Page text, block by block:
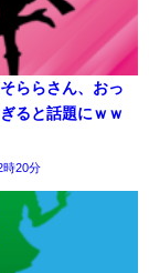
ららさん、おっ
ると話題にｗｗ
時20分